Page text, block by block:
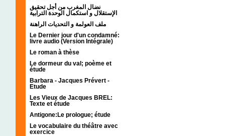
نضال المغرب من أجل تحقيق
الإستقلال و استكمال الوحدة الترابية
ملف العولمة و التحديات الراهنة
Le Dernier jour d'un condamné:
livre audio (Version Intégrale)
Le roman à thèse
Le dormeur du val; poème et
étude
Barbara - Jacques Prévert -
Etude
Les Vieux de Jacques BREL:
Texte et étude
Antigone:Le prologue; étude
Le vocabulaire du théâtre avec
exercice